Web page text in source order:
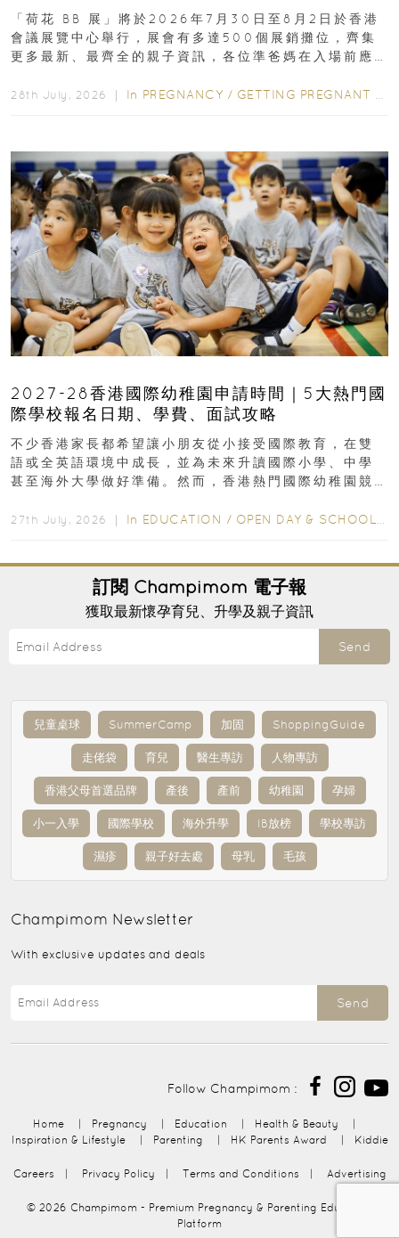
「荷花 BB 展」將於2026年7月30日至8月2日於香港
會議展覽中心舉行，展會有多達500個展銷攤位，齊集
更多最新、最齊全的親子資訊，各位準爸媽在入場前應
28th July, 2026 ｜ In PREGNANCY / GETTING PREGNANT
2027-28香港國際幼稚園申請時間｜5大熱門國
際學校報名日期、學費、面試攻略
不少香港家長都希望讓小朋友從小接受國際教育，在雙
語或全英語環境中成長，並為未來升讀國際小學、中學
甚至海外大學做好準備。然而，香港熱門國際幼稚園競
27th July, 2026 ｜ In EDUCATION / OPEN DAY & SCHOOL EVENTS
訂閱 Champimom 電子報
獲取最新懷孕育兒、升學及親子資訊
Send
兒童桌球 SummerCamp 加固 ShoppingGuide
走佬袋 育兒 醫生專訪 人物專訪
香港父母首選品牌 產後 產前 幼稚園 孕婦
小一入學 國際學校 海外升學 IB放榜 學校專訪
濕疹 親子好去處 母乳 毛孩
Champimom Newsletter
With exclusive updates and deals
Send
Follow Champimom :
Home | Pregnancy | Education | Health & Beauty
|
Inspiration & Lifestyle
| Parenting | HK Parents Award | Kiddie
Careers | Privacy Policy | Terms and Conditions | Advertising
© 2026 Champimom - Premium Pregnancy & Parenting Education
Platform